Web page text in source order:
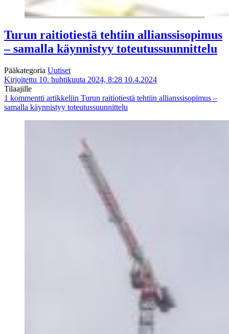
Turun raitiotiestä tehtiin allianssisopimus
– samalla käynnistyy toteutussuunnittelu
Pääkategoria Uutiset
Kirjoitettu 10. huhtikuuta 2024, 8:28 10.4.2024
Tilaajille
1 kommentti artikkeliin Turun raitiotiestä tehtiin allianssisopimus –
samalla käynnistyy toteutussuunnittelu